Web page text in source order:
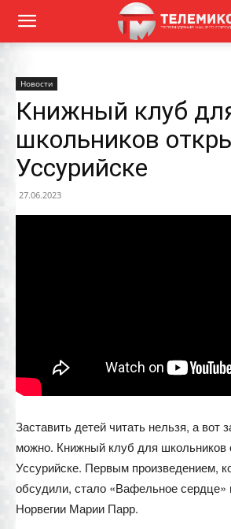
Новости
Книжный клуб
школьников
Уссурийске
27.06.2023
Заставить детей читать нельзя, а вот
можно. Книжный клуб для школьников
Уссурийске. Первым произведением,
обсудили, стало «Вафельное сердце»
Норвегии Марии Парр.